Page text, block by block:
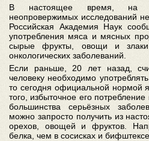
В настоящее время, на
неопровержимых исследований
Российская Академия Наук
употребления мяса и мясных
сырые фрукты, овощи и
онкологических заболеваний.
Если раньше, 20 лет назад,
человеку необходимо
то сегодня официальной нормой
того, избыточное его
большинства серьёзных
можно запросто получить из
орехов, овощей и фруктов.
белка, чем в сосисках и бифштексе.